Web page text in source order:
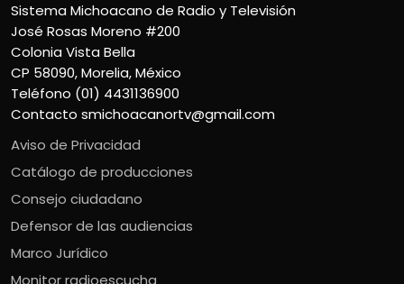
Sistema Michoacano de Radio y Televisión
José Rosas Moreno #200
Colonia Vista Bella
CP 58090, Morelia, México
Teléfono (01) 4431136900
Contacto smichoacanortv@gmail.com
Aviso de Privacidad
Catálogo de producciones
Consejo ciudadano
Defensor de las audiencias
Marco Jurídico
Monitor radioescucha